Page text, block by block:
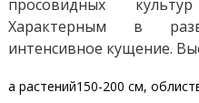
просовидных
Характерным в
интенсивное кущение.
а растений150-200 см,